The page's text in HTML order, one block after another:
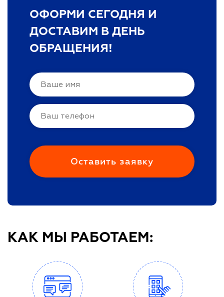
ОФОРМИ СЕГОДНЯ И
ДОСТАВИМ В ДЕНЬ
ОБРАЩЕНИЯ!
КАК МЫ РАБОТАЕМ: